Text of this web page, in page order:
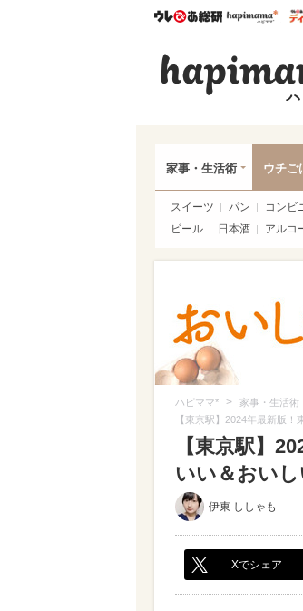
ウレぴあ総研
家事・生活術 ウチご
スイーツ パン コンビ
ビール
日本酒 アルコ
ハピママ* > 家事・生活術
【東京駅】2024年最新版
【東京駅】
いい＆おいし
伊東 ししゃも
Xでシェア